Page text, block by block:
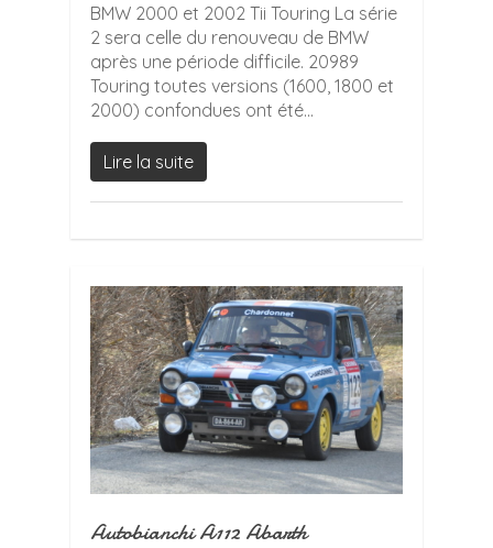
BMW 2000 et 2002 Tii Touring La série
2 sera celle du renouveau de BMW
après une période difficile. 20989
Touring toutes versions (1600, 1800 et
2000) confondues ont été...
Lire la suite
Autobianchi A112 Abarth